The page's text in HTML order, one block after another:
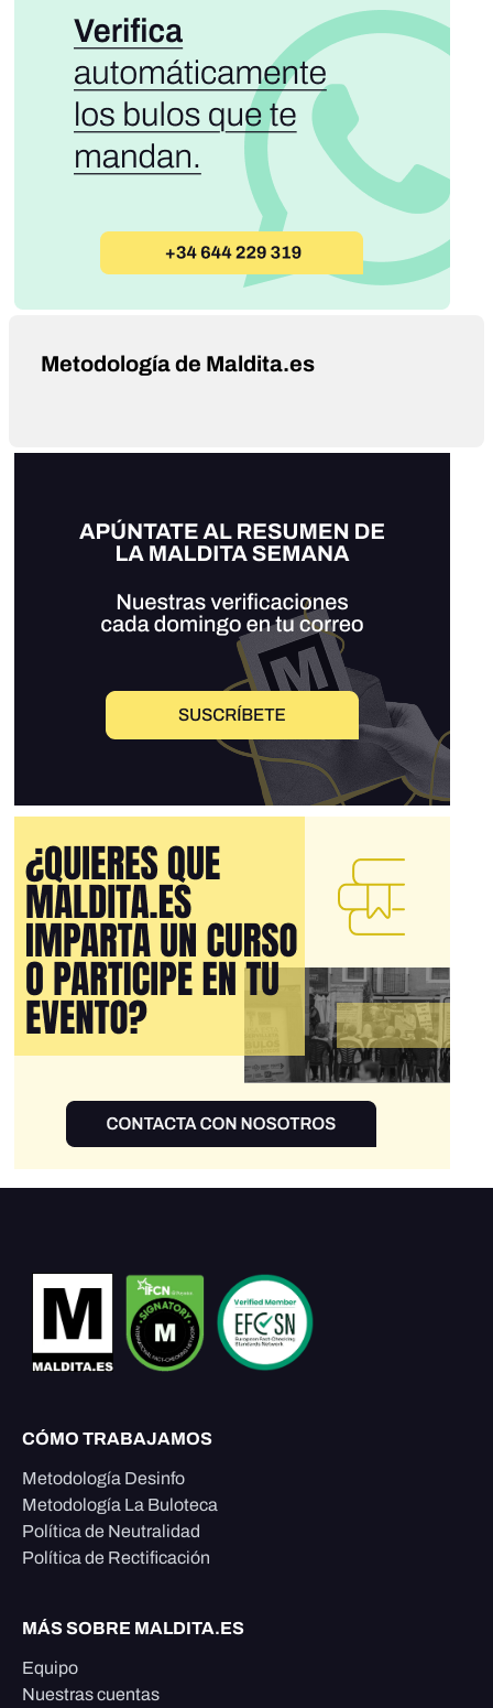
Metodología de Maldita.es
CÓMO TRABAJAMOS
Metodología Desinfo
Metodología La Buloteca
Política de Neutralidad
Política de Rectificación
MÁS SOBRE MALDITA.ES
Equipo
Nuestras cuentas